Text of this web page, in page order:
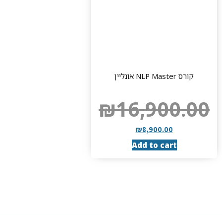
קורס NLP Master אונליין
₪16,900.00
₪8,900.00
Add to cart